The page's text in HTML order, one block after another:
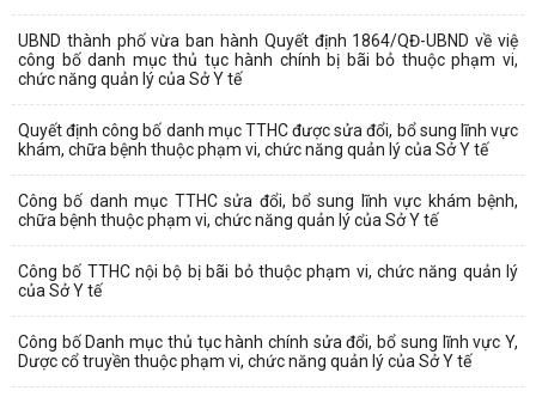
UBND thành phố vừa ban hành Quyết định 1864/QĐ-UBND về việ
công bố danh mục thủ tục hành chính bị bãi bỏ thuộc phạm vi,
chức năng quản lý của Sở Y tế
Quyết định công bố danh mục TTHC được sửa đổi, bổ sung lĩnh vực
khám, chữa bệnh thuộc phạm vi, chức năng quản lý của Sở Y tế
Công bố danh mục TTHC sửa đổi, bổ sung lĩnh vực khám bệnh,
chữa bệnh thuộc phạm vi, chức năng quản lý của Sở Y tế
Công bố TTHC nội bộ bị bãi bỏ thuộc phạm vi, chức năng quản lý
của Sở Y tế
Công bố Danh mục thủ tục hành chính sửa đổi, bổ sung lĩnh vực Y,
Dược cổ truyền thuộc phạm vi, chức năng quản lý của Sở Y tế